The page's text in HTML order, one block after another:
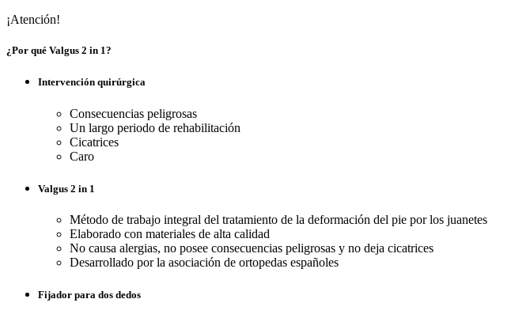
¡Atención!
¿Por qué Valgus 2 in 1?
Intervención quirúrgica
Consecuencias peligrosas
Un largo periodo de rehabilitación
Cicatrices
Caro
Valgus 2 in 1
Método de trabajo integral del tratamiento de la deformación del pie por los juanetes
Elaborado con materiales de alta calidad
No causa alergias, no posee consecuencias peligrosas y no deja cicatrices
Desarrollado por la asociación de ortopedas españoles
Fijador para dos dedos